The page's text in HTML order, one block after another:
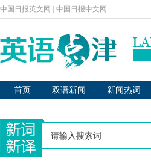
中国日报英文网 中国日报中文网
首页 双语新闻 新闻热词